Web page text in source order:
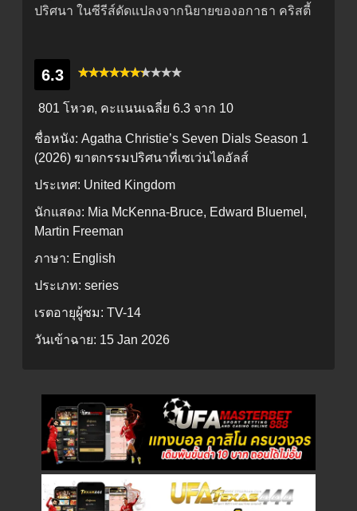
ปริศนา ในซีรีส์ดัดแปลงจากนิยายของอกาธา ค⁠ริสตี้
6.3
801 โหวต, คะแนนเฉลี่ย 6.3 จาก 10
ชื่อหนัง: Agatha Christie’s Seven Dials Season 1
(2026) ฆาตกรรมปริศนาที่เซเว่นไดอัลส์
ประเทศ: United Kingdom
นักแสดง: Mia McKenna-Bruce, Edward Bluemel,
Martin Freeman
ภาษา: English
ประเภท: series
เรตอายุผู้ชม: TV-14
วันเข้าฉาย: 15 Jan 2026